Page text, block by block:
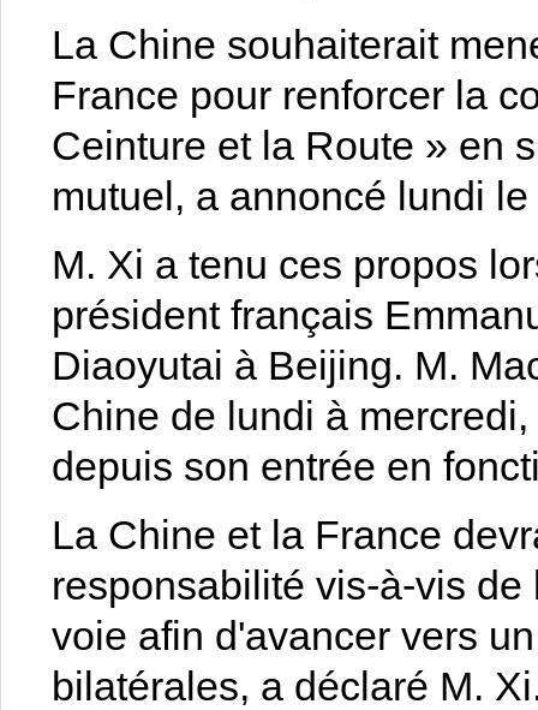
La Chine souhaiterait
France pour renforcer la
Ceinture et la Route » en
mutuel, a annoncé lundi
M. Xi a tenu ces propos
président français
Diaoyutai à Beijing. M.
Chine de lundi à
depuis son entrée en
La Chine et la France
responsabilité vis-à-vis
voie afin d'avancer vers
bilatérales, a déclaré M.